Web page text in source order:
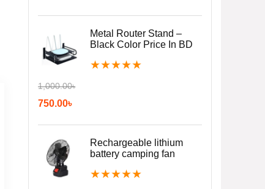
Metal Router Stand –
Black Color Price In BD
★★★★★
1,000.00৳
750.00৳
Rechargeable lithium
battery camping fan
★★★★★